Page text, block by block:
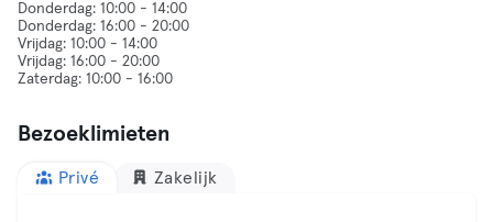
Donderdag: 10:00 - 14:00
Donderdag: 16:00 - 20:00
Vrijdag: 10:00 - 14:00
Vrijdag: 16:00 - 20:00
Bezoeklimieten
Privé Zakelijk